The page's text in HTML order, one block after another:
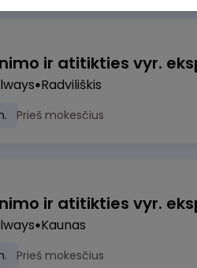
Radviliškis
Prieš mokesčius
Kaunas
Prieš mokesčius